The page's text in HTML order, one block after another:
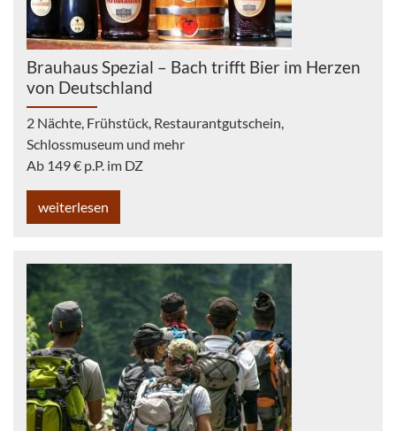
Brauhaus Spezial – Bach trifft Bier im Herzen
von Deutschland
2 Nächte, Frühstück, Restaurantgutschein,
Schlossmuseum und mehr
Ab 149 € p.P. im DZ
weiterlesen